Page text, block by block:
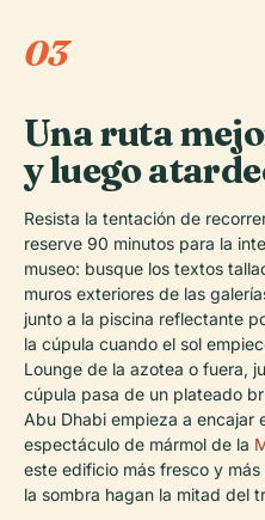
03
Una ruta
y luego
Resista la tentación de
reserve 90 minutos para la
museo: busque los textos
muros exteriores de las
junto a la piscina reflectante
la cúpula cuando el sol
Lounge de la azotea o fuera,
cúpula pasa de un plateado
Abu Dhabi empieza a encajar
espectáculo de mármol de la
este edificio más fresco y
la sombra hagan la mitad del